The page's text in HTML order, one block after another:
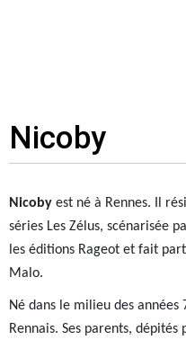
Nicoby
Nicoby est né à Rennes. Il
séries Les Zélus, scénarisée p
les éditions Rageot et fait
Malo.
Né dans le milieu des
Rennais. Ses parents,